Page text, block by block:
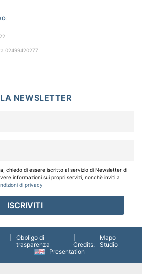
02499420277
NEWSLETTER
chiedo di essere iscritto al servizio di Newsletter di
informazioni sui propri servizi, nonchè inviti a
di privacy
Obbligo di
trasparenza
Credits:
Mapo
Studio
Presentation